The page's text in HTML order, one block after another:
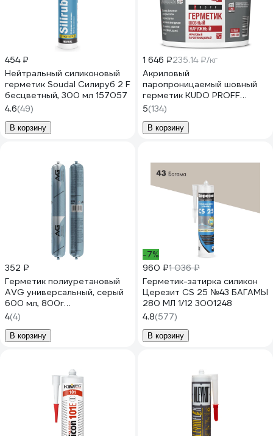
454 ₽
Нейтральный силиконовый
герметик Soudal Силируб 2 F
бесцветный, 300 мл 157057
4.6(49)
В корзину
1 646 ₽235.14 ₽/кг
Акриловый
паропроницаемый шовный
герметик KUDO PROFF
наружный, белый, 7 кг SMS-
351
5(134)
В корзину
352 ₽
Герметик полиуретановый
AVG универсальный, серый
600 мл, 800г
полиуретановый серый
4(4)
В корзину
-7%
960 ₽1 036 ₽
Герметик-затирка силикон
Церезит CS 25 №43 БАГАМЫ
280 МЛ 1/12 3001248
4.8(577)
В корзину